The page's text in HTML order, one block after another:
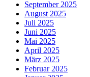
September 2025
August 2025
Juli 2025
Juni 2025
Mai 2025
April 2025
März 2025
Februar 2025